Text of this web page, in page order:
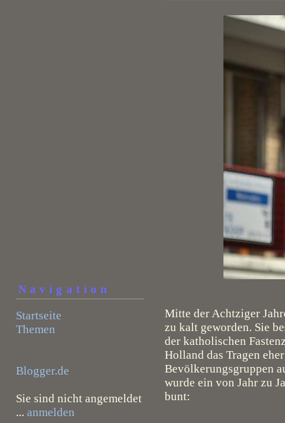
Navigation
Startseite
Themen
Blogger.de
Sie sind nicht angemeldet
... anmelden
Mitte der Achtziger
zu kalt geworden. Sie
der katholischen
Holland das Tragen
Bevölkerungsgruppen
wurde ein von Jahr zu
bunt: